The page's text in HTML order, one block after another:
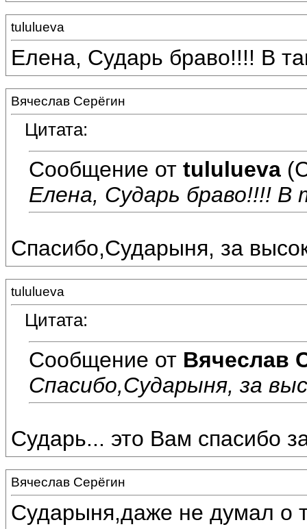
tululueva
Елена, Сударь браво!!!! В
Вячеслав Серёгин
Цитата:
Сообщение от tululueva
Елена, Сударь браво!!!! В
Спасибо,Сударыня, за
tululueva
Цитата:
Сообщение от Вячеслав
Спасибо,Сударыня, за
Сударь... это Вам спасибо
Вячеслав Серёгин
Сударыня,даже не думал о